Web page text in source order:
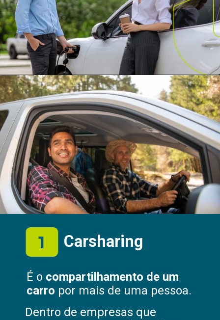
Carsharing
1
É o compartilhamento de um
carro por mais de uma pessoa.
Dentro de empresas que